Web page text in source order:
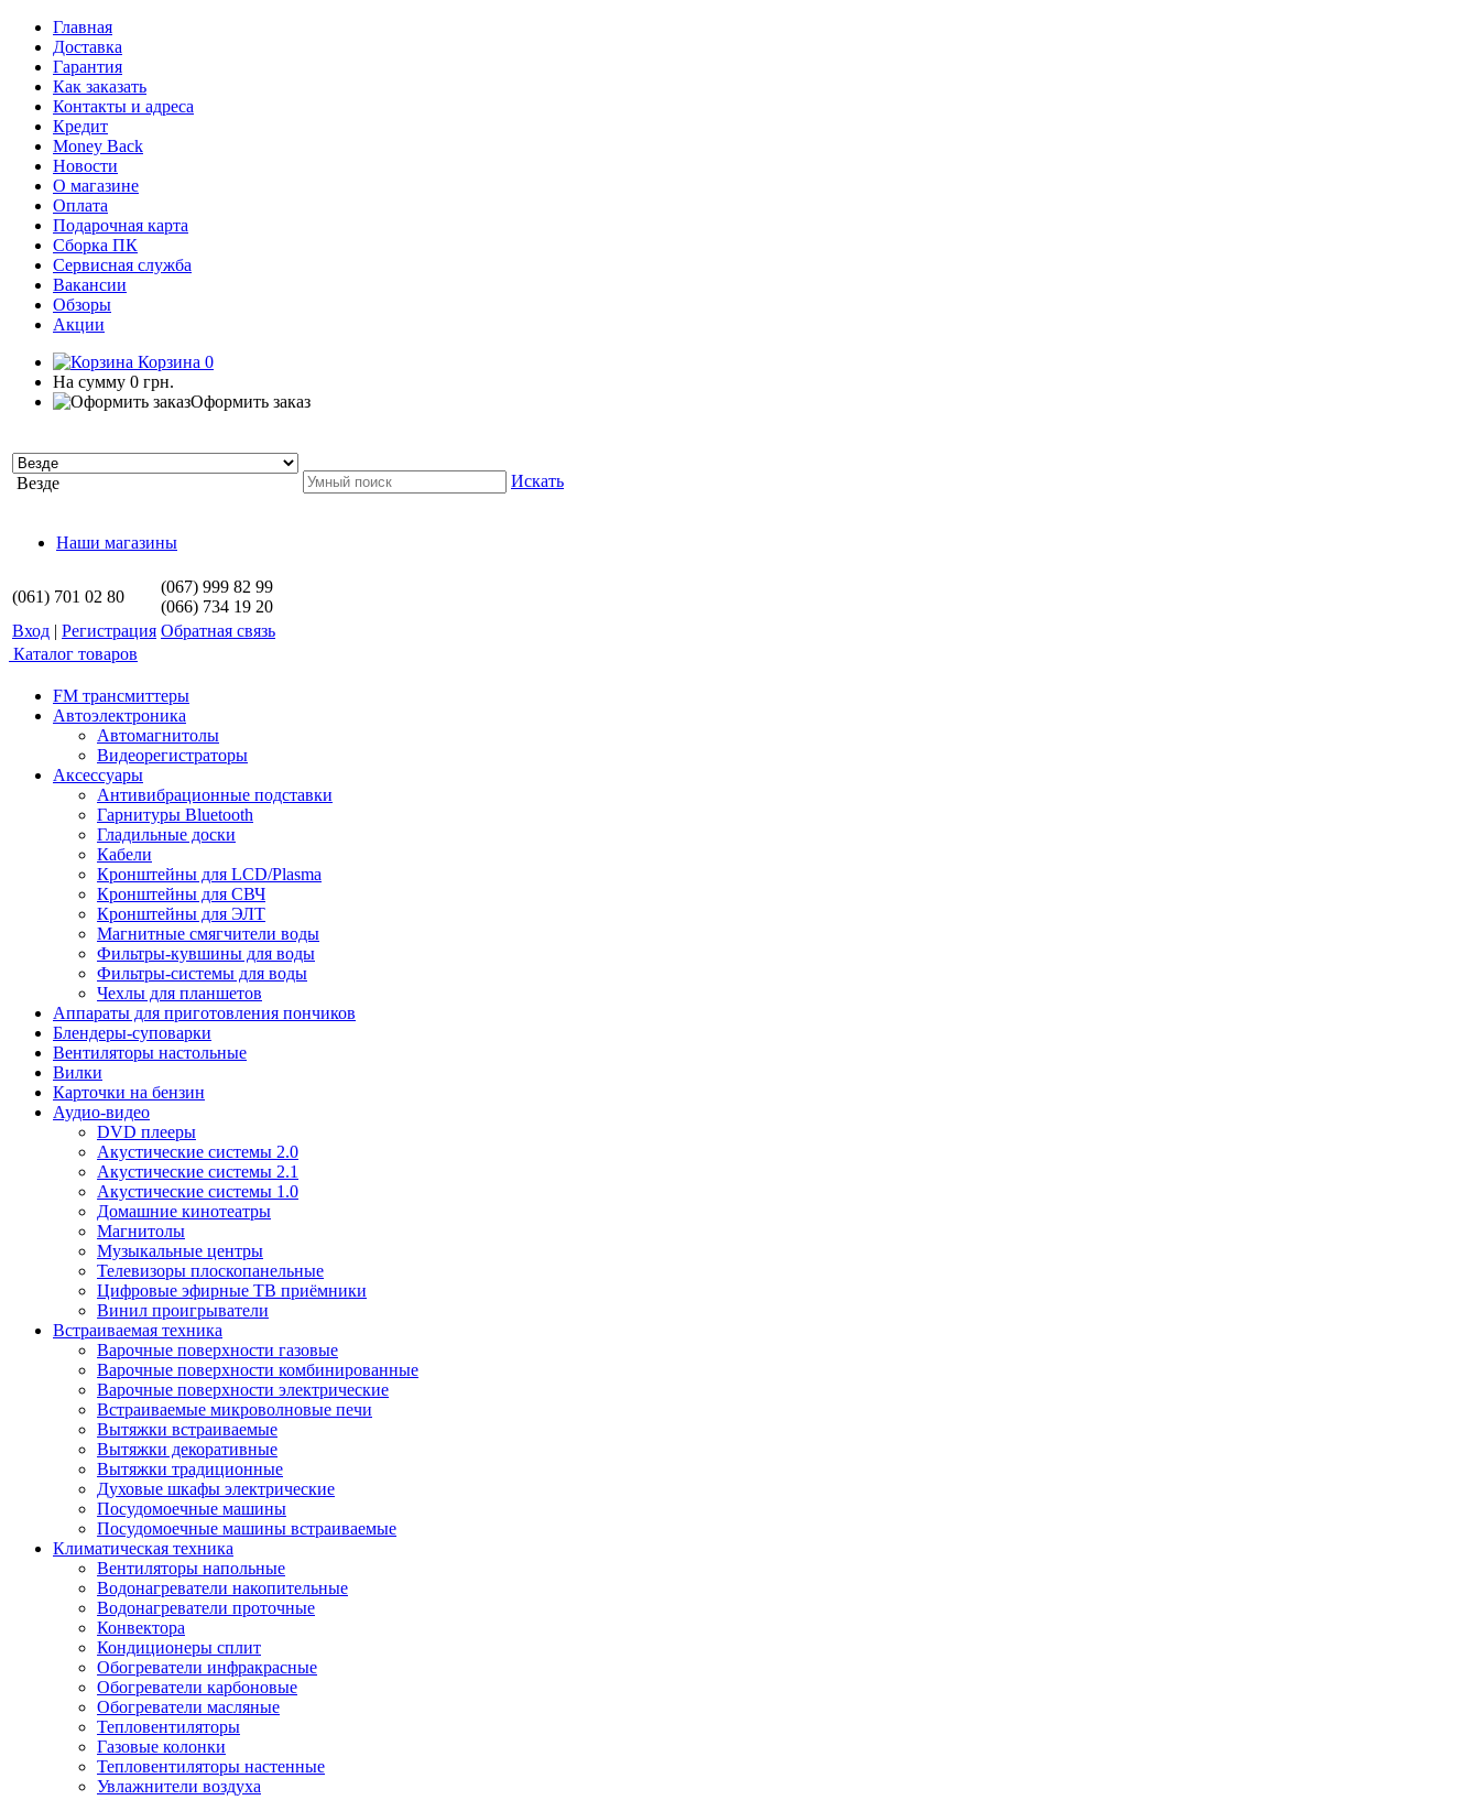
Главная
Доставка
Гарантия
Как заказать
Контакты и адреса
Кредит
Money Back
Новости
О магазине
Оплата
Подарочная карта
Сборка ПК
Сервисная служба
Вакансии
Обзоры
Акции
Корзина 0
На сумму 0 грн.
Оформить заказ
Везде Искать
Наши магазины
(061) 701 02 80
(067) 999 82 99
(066) 734 19 20
Вход | Регистрация Обратная связь
Каталог товаров
FM трансмиттеры
Автоэлектроника
Автомагнитолы
Видеорегистраторы
Аксессуары
Антивибрационные подставки
Гарнитуры Bluetooth
Гладильные доски
Кабели
Кронштейны для LCD/Plasma
Кронштейны для СВЧ
Кронштейны для ЭЛТ
Магнитные смягчители воды
Фильтры-кувшины для воды
Фильтры-системы для воды
Чехлы для планшетов
Аппараты для приготовления пончиков
Блендеры-суповарки
Вентиляторы настольные
Вилки
Карточки на бензин
Аудио-видео
DVD плееры
Акустические системы 2.0
Акустические системы 2.1
Акустические системы 1.0
Домашние кинотеатры
Магнитолы
Музыкальные центры
Телевизоры плоскопанельные
Цифровые эфирные ТВ приёмники
Винил проигрыватели
Встраиваемая техника
Варочные поверхности газовые
Варочные поверхности комбинированные
Варочные поверхности электрические
Встраиваемые микроволновые печи
Вытяжки встраиваемые
Вытяжки декоративные
Вытяжки традиционные
Духовые шкафы электрические
Посудомоечные машины
Посудомоечные машины встраиваемые
Климатическая техника
Вентиляторы напольные
Водонагреватели накопительные
Водонагреватели проточные
Конвектора
Кондиционеры сплит
Обогреватели инфракрасные
Обогреватели карбоновые
Обогреватели масляные
Тепловентиляторы
Газовые колонки
Тепловентиляторы настенные
Увлажнители воздуха